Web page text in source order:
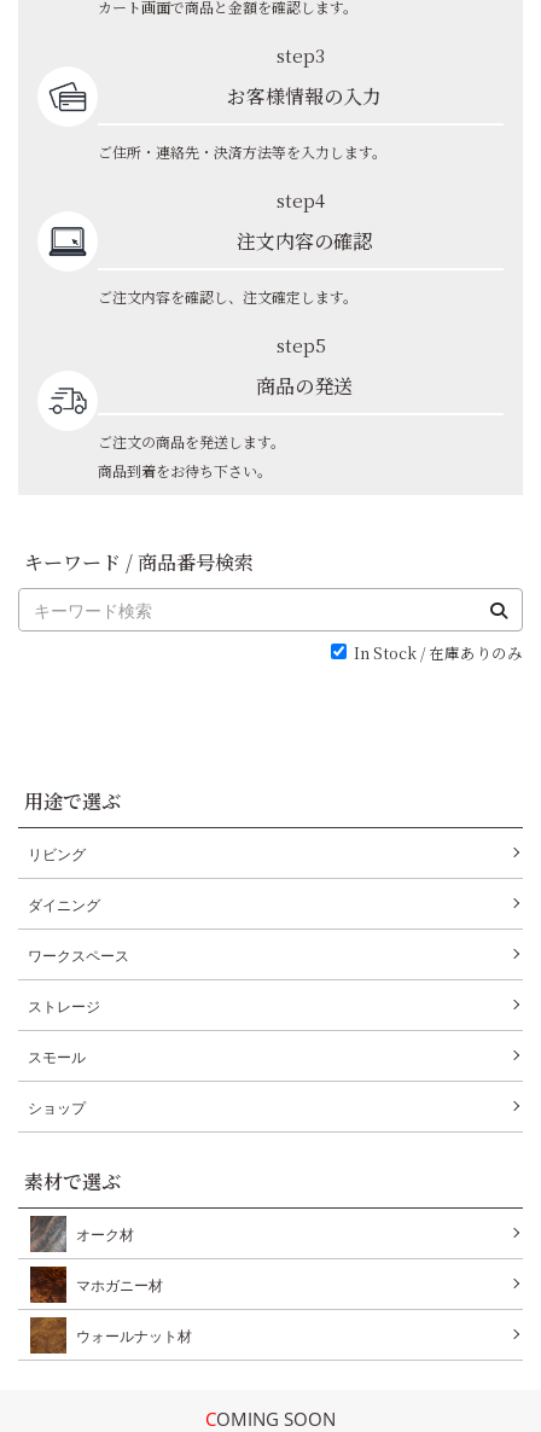
カート画面で商品と金額を確認します。
step3
お客様情報の入力
ご住所・連絡先・決済方法等を入力します。
step4
注文内容の確認
ご注文内容を確認し、注文確定します。
step5
商品の発送
ご注文の商品を発送します。
商品到着をお待ち下さい。
キーワード / 商品番号検索
In Stock / 在庫ありのみ
用途で選ぶ
リビング
ダイニング
ワークスペース
ストレージ
スモール
ショップ
素材で選ぶ
オーク材
マホガニー材
ウォールナット材
COMING SOON